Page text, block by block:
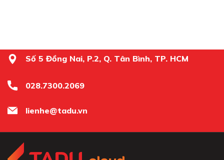
Số 5 Đồng Nai, P.2, Q. Tân Bình, TP. HCM
028.7300.2069
lienhe@tadu.vn